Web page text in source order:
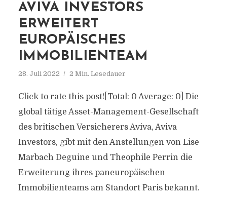
AVIVA INVESTORS
ERWEITERT
EUROPÄISCHES
IMMOBILIENTEAM
28. Juli 2022 2 Min. Lesedauer
Click to rate this post![Total: 0 Average: 0] Die
global tätige Asset-Management-Gesellschaft
des britischen Versicherers Aviva, Aviva
Investors, gibt mit den Anstellungen von Lise
Marbach Deguine und Theophile Perrin die
Erweiterung ihres paneuropäischen
Immobilienteams am Standort Paris bekannt.